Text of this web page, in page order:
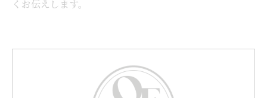
くお伝えします。